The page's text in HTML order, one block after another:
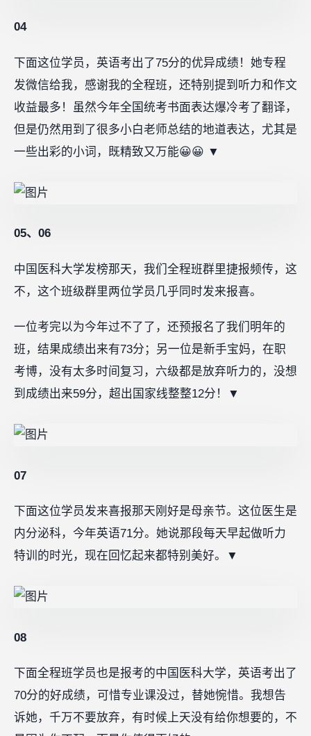
04
下面这位学员，英语考出了75分的优异成绩！她专程
发微信给我，感谢我的全程班，还特别提到听力和作文
收益最多！虽然今年全国统考书面表达爆冷考了翻译，
但是仍然用到了很多小白老师总结的地道表达，尤其是
一些出彩的小词，既精致又万能😀😀 ▼
05、06
中国医科大学发榜那天，我们全程班群里捷报频传，这
不，这个班级群里两位学员几乎同时发来报喜。
一位考完以为今年过不了了，还预报名了我们明年的
班，结果成绩出来有73分；另一位是新手宝妈，在职
考博，没有太多时间复习，六级都是放弃听力的，没想
到成绩出来59分，超出国家线整整12分！▼
07
下面这位学员发来喜报那天刚好是母亲节。这位医生是
内分泌科，今年英语71分。她说那段每天早起做听力
特训的时光，现在回忆起来都特别美好。▼
08
下面全程班学员也是报考的中国医科大学，英语考出了
70分的好成绩，可惜专业课没过，替她惋惜。我想告
诉她，千万不要放弃，有时候上天没有给你想要的，不